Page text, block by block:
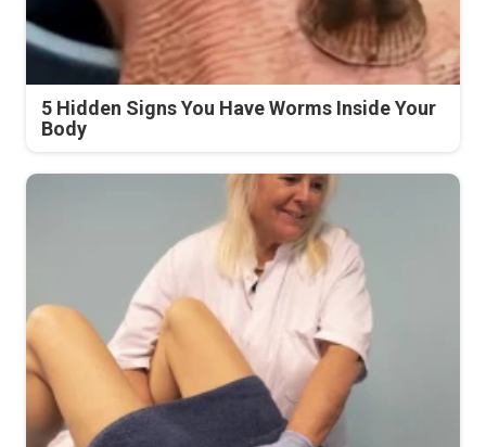
5 Hidden Signs You Have Worms Inside Your
Body